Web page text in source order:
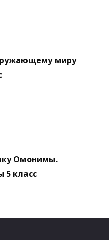
миру
Омонимы.
класс